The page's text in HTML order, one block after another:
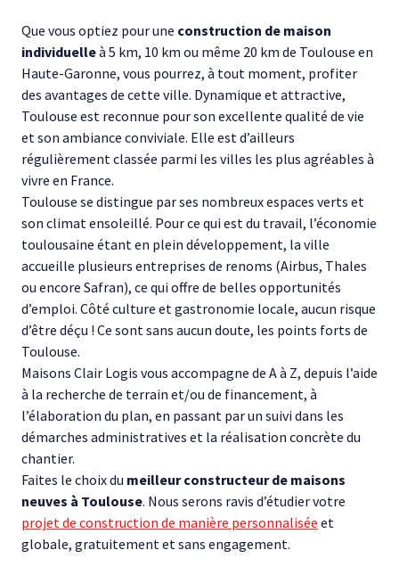
Que vous optiez pour une construction de maison
individuelleà 5 km, 10 km ou même 20 km de Toulouse en
Haute-Garonne, vous pourrez, à tout moment, profiter
des avantages de cette ville. Dynamique et attractive,
Toulouse est reconnue pour son excellente qualité de vie
et son ambiance conviviale. Elle est d’ailleurs
régulièrement classée parmi les villes les plus agréables à
vivre en France.
Toulouse se distingue par ses nombreux espaces verts et
son climat ensoleillé. Pour ce qui est du travail, l’économie
toulousaine étant en plein développement, la ville
accueille plusieurs entreprises de renoms (Airbus, Thales
ou encore Safran), ce qui offre de belles opportunités
d’emploi. Côté culture et gastronomie locale, aucun risque
d’être déçu ! Ce sont sans aucun doute, les points forts de
Toulouse.
Maisons Clair Logis vous accompagne de A à Z, depuis l’aide
à la recherche de terrain et/ou de financement, à
l’élaboration du plan, en passant par un suivi dans les
démarches administratives et la réalisation concrète du
chantier.
Faites le choix du meilleur constructeur de maisons
neuves à Toulouse. Nous serons ravis d’étudier votre
projet de construction de manière personnalisée et
globale, gratuitement et sans engagement.